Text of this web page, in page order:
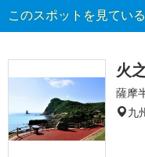
このスポットを見てい
火
薩摩
九